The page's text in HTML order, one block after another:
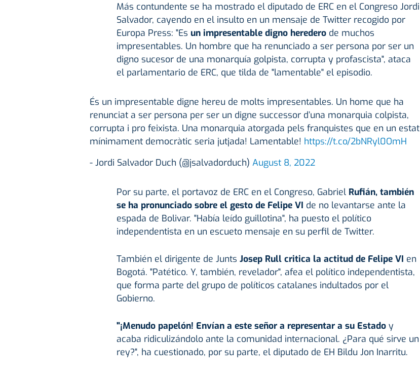
Más contundente se ha mostrado el diputado de ERC en el Congreso Jordi
Salvador, cayendo en el insulto en un mensaje de Twitter recogido por
Europa Press: "Es un impresentable digno herederode muchos
impresentables. Un hombre que ha renunciado a ser persona por ser un
digno sucesor de una monarquía golpista, corrupta y profascista", ataca
el parlamentario de ERC, que tilda de "lamentable" el episodio.
És un impresentable digne hereu de molts impresentables. Un home que ha
renunciat a ser persona per ser un digne successor d’una monarquia colpista,
corrupta i pro feixista. Una monarquia atorgada pels franquistes que en un estat
mínimament democràtic seria jutjada! Lamentable! https://t.co/2bNRyl0OmH
- Jordi Salvador Duch (@jsalvadorduch) August 8, 2022
Por su parte, el portavoz de ERC en el Congreso, Gabriel Rufián, también
se ha pronunciado sobre el gesto de Felipe VI de no levantarse ante la
espada de Bolivar. "Había leído guillotina", ha puesto el político
independentista en un escueto mensaje en su perfil de Twitter.
También el dirigente de Junts Josep Rull critica la actitud de Felipe VI en
Bogotá. "Patético. Y, también, revelador", afea el político independentista,
que forma parte del grupo de políticos catalanes indultados por el
Gobierno.
"¡Menudo papelón! Envían a este señor a representar a su Estadoy
acaba ridiculizándolo ante la comunidad internacional. ¿Para qué sirve un
rey?", ha cuestionado, por su parte, el diputado de EH Bildu Jon Inarritu.